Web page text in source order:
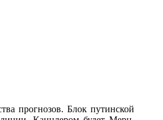
прогнозов. Блок путинской